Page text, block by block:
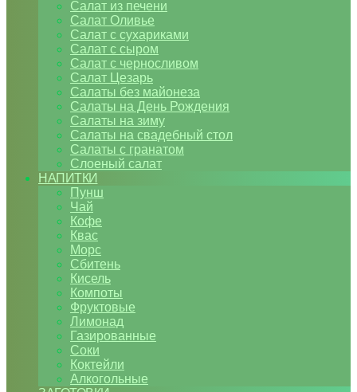
Салат из печени
Салат Оливье
Салат с сухариками
Салат с сыром
Салат с черносливом
Салат Цезарь
Салаты без майонеза
Салаты на День Рождения
Салаты на зиму
Салаты на свадебный стол
Салаты с гранатом
Слоеный салат
НАПИТКИ
Пунш
Чай
Кофе
Квас
Морс
Сбитень
Кисель
Компоты
Фруктовые
Лимонад
Газированные
Соки
Коктейли
Алкогольные